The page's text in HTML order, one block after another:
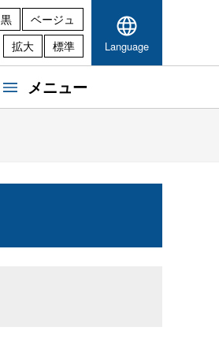
黒
ベージュ
拡大 標準 Language
メニュー